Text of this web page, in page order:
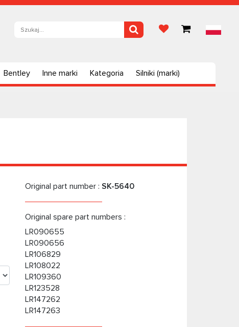
Bentley Inne marki Kategoria Silniki (marki)
Original part number : SK-5640
Original spare part numbers :
LR090655
LR090656
LR106829
LR108022
LR109360
LR123528
LR147262
LR147263